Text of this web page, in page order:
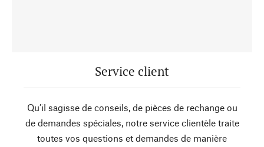
Service client
Qu’il sagisse de conseils, de pièces de rechange ou
de demandes spéciales, notre service clientèle traite
toutes vos questions et demandes de manière